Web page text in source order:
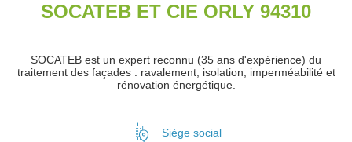
SOCATEB ET CIE ORLY 94310
SOCATEB est un expert reconnu (35 ans d'expérience) du
traitement des façades : ravalement, isolation, imperméabilité et
rénovation énergétique.
Siège social